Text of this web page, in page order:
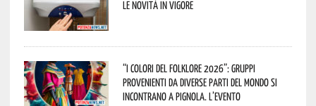
le novità in vigore
“I Colori del Folklore 2026”: gruppi
provenienti da diverse parti del mondo si
incontrano a Pignola. L’evento